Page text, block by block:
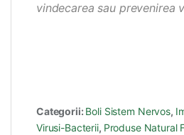
vindecarea sau prevenirea
Categorii: Boli Sistem Nervos,
Virusi-Bacterii, Produse Natural